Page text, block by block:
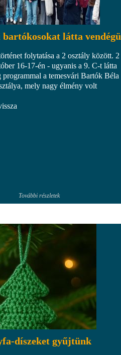
bartókosokat látta
folytatása a 2 osztály között. 2
16-17-én - ugyanis a 9. C-t látta
a temesvári Bartók Béla
mely nagy élmény volt
További részletek
díszeket gyűjtünk